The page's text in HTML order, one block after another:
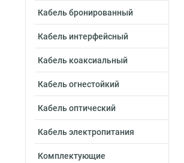
Кабель бронированный
Кабель интерфейсный
Кабель коаксиальный
Кабель огнестойкий
Кабель оптический
Кабель электропитания
Комплектующие